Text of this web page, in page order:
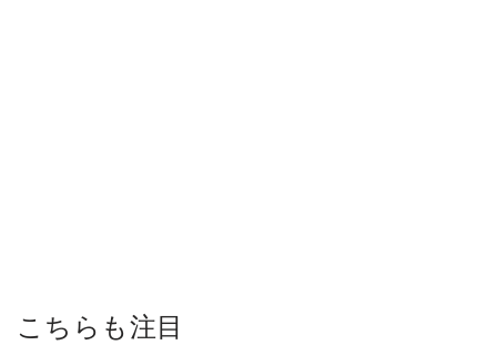
こちらも注目